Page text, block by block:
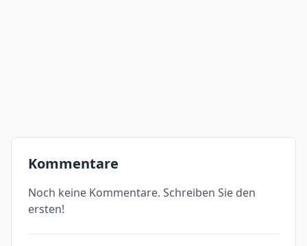
Kommentare
Noch keine Kommentare. Schreiben Sie den
ersten!